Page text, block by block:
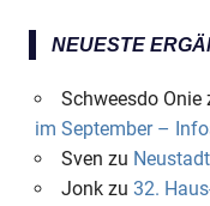
NEUESTE
Schweesdo Onie
im September –
Sven zu
Jonkzu 32.